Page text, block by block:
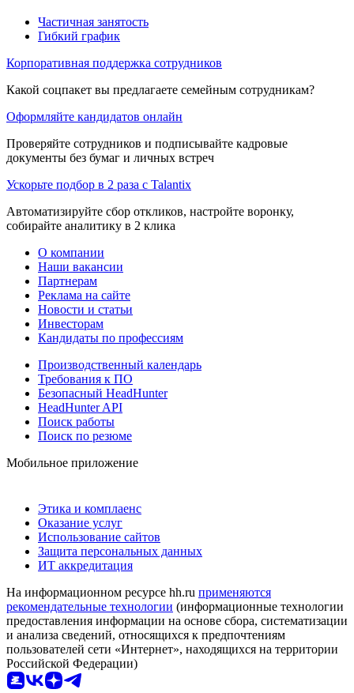
Частичная занятость
Гибкий график
Корпоративная поддержка сотрудников
Какой соцпакет вы предлагаете семейным сотрудникам?
Оформляйте кандидатов онлайн
Проверяйте сотрудников и подписывайте кадровые
документы без бумаг и личных встреч
Ускорьте подбор в 2 раза с Talantix
Автоматизируйте сбор откликов, настройте воронку,
собирайте аналитику в 2 клика
О компании
Наши вакансии
Партнерам
Реклама на сайте
Новости и статьи
Инвесторам
Кандидаты по профессиям
Производственный календарь
Требования к ПО
Безопасный HeadHunter
HeadHunter API
Поиск работы
Поиск по резюме
Мобильное приложение
Этика и комплаенс
Оказание услуг
Использование сайтов
Защита персональных данных
ИТ аккредитация
На информационном ресурсе hh.ru применяются
рекомендательные технологии (информационные технологии
предоставления информации на основе сбора, систематизации
и анализа сведений, относящихся к предпочтениям
пользователей сети «Интернет», находящихся на территории
Российской Федерации)